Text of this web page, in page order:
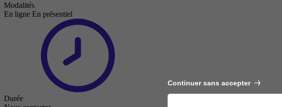
Modalités
En ligne En présentiel
Durée
Continuer sans accepter